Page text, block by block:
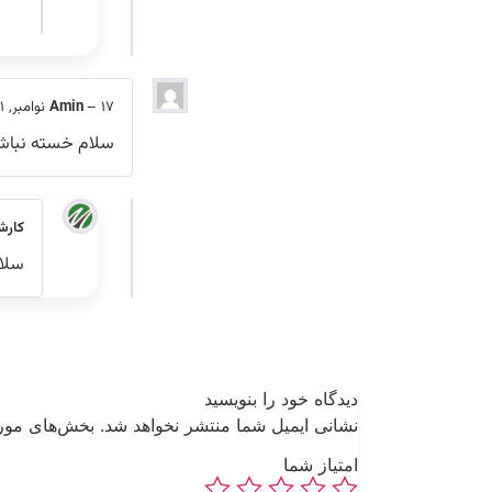
Amin– 17 نوامبر, 2021
سلام خسته
دیدگاه خود را بنویسید
نشانی ایمیل شما منتشر نخواهد شد. بخش‌های
امتیاز شما